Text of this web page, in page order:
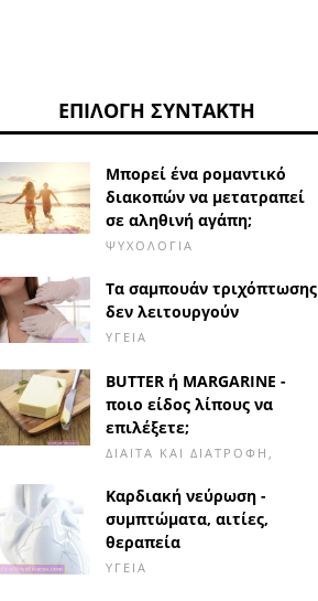
ΕΠΙΛΟΓΉ ΣΥΝΤΆΚΤΗ
Μπορεί ένα ρομαντικό
διακοπών να μετατραπεί
σε αληθινή αγάπη;
ΨΥΧΟΛΟΓΊΑ
Τα σαμπουάν τριχόπτωσης
δεν λειτουργούν
ΥΓΕΊΑ
BUTTER ή MARGARINE -
ποιο είδος λίπους να
επιλέξετε;
ΔΊΑΙΤΑ ΚΑΙ ΔΙΑΤΡΟΦΉ,
Καρδιακή νεύρωση -
συμπτώματα, αιτίες,
θεραπεία
ΥΓΕΊΑ